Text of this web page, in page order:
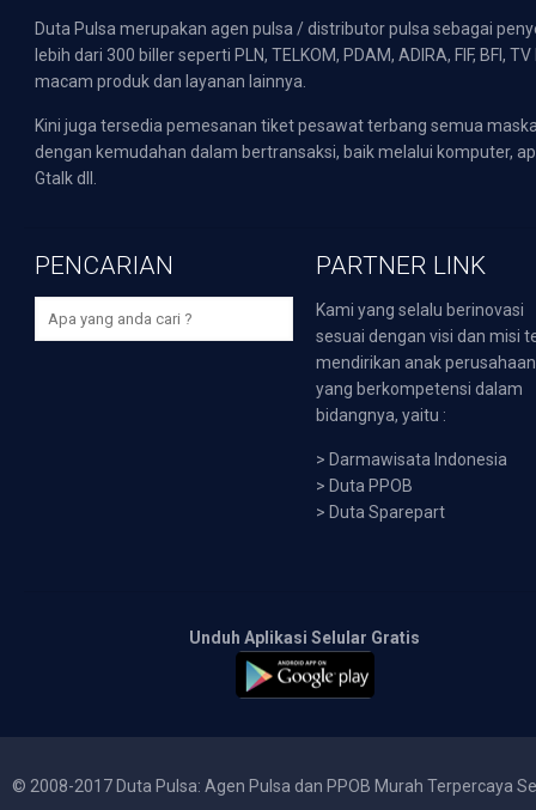
Duta Pulsa merupakan agen pulsa / distributor pulsa sebagai
lebih dari 300 biller seperti PLN, TELKOM, PDAM, ADIRA, FIF,
macam produk dan layanan lainnya.
Kini juga tersedia pemesanan tiket pesawat terbang semua
dengan kemudahan dalam bertransaksi, baik melalui komputer,
Gtalk dll.
PENCARIAN PARTNER LINK
Kami yang selalu berinovasi
sesuai dengan visi dan misi
mendirikan anak perusahaan
yang berkompetensi dalam
bidangnya, yaitu :
> Darmawisata Indonesia
> Duta PPOB
> Duta Sparepart
Unduh Aplikasi Selular Gratis
© 2008-2017 Duta Pulsa: Agen Pulsa dan PPOB Murah Terpercaya